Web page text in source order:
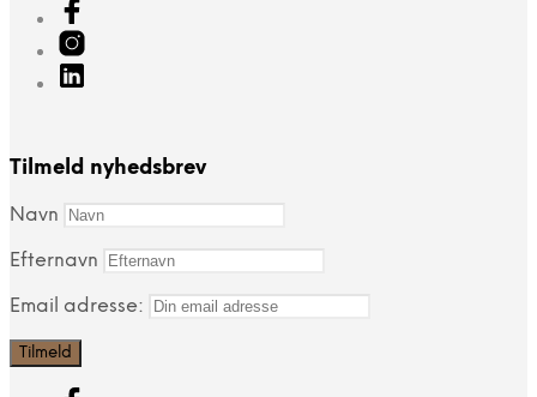
Tilmeld nyhedsbrev
Navn
Efternavn
Email adresse: